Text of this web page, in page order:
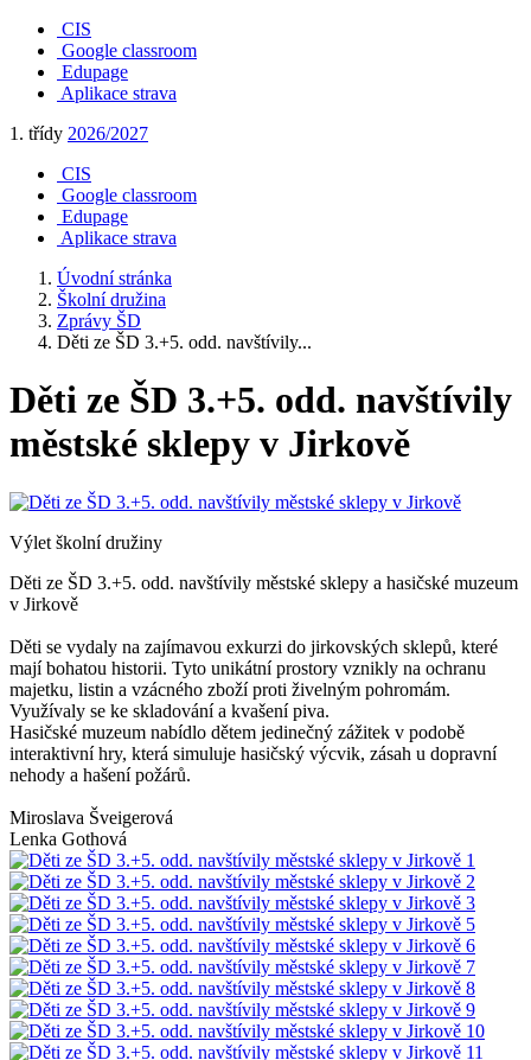
CIS
Google classroom
Edupage
Aplikace strava
1. třídy 2026/2027
CIS
Google classroom
Edupage
Aplikace strava
Úvodní stránka
Školní družina
Zprávy ŠD
Děti ze ŠD 3.+5. odd. navštívily...
Děti ze ŠD 3.+5. odd. navštívily
městské sklepy v Jirkově
Výlet školní družiny
Děti ze ŠD 3.+5. odd. navštívily městské sklepy a hasičské muzeum
v Jirkově
Děti se vydaly na zajímavou exkurzi do jirkovských sklepů, které
mají bohatou historii. Tyto unikátní prostory vznikly na ochranu
majetku, listin a vzácného zboží proti živelným pohromám.
Využívaly se ke skladování a kvašení piva.
Hasičské muzeum nabídlo dětem jedinečný zážitek v podobě
interaktivní hry, která simuluje hasičský výcvik, zásah u dopravní
nehody a hašení požárů.
Miroslava Šveigerová
Lenka Gothová